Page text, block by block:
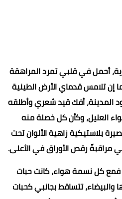
أحمل في قلبي تمرد المراهقة
إن تلامس قدماي الأرض الطينية
أفك قيد شعري وأطلقه
العليل، وكأن كل خصلة منه
بلاستيكية زاهية الألوان تحت
مراقبةً رقص الأوراق في الأعلى.